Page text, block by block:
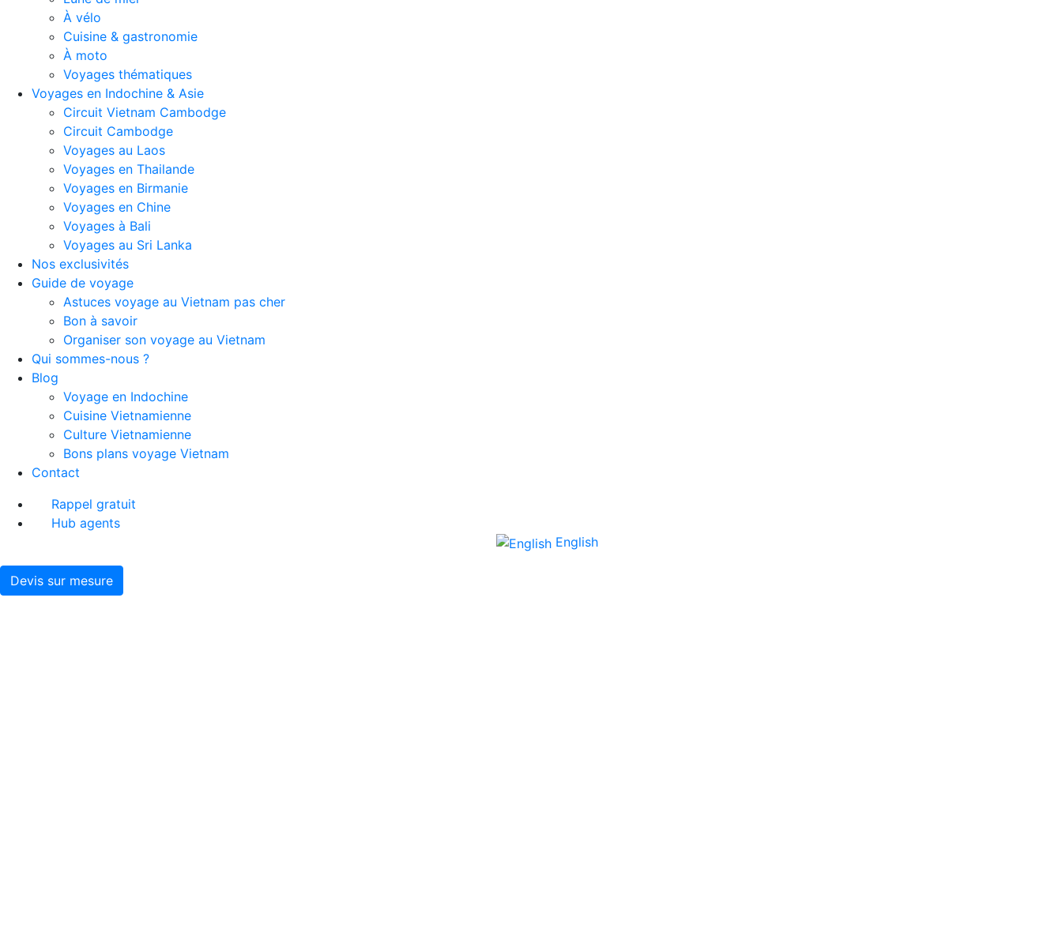
À vélo
Cuisine & gastronomie
À moto
Voyages thématiques
Voyages en Indochine & Asie
Circuit Vietnam Cambodge
Circuit Cambodge
Voyages au Laos
Voyages en Thailande
Voyages en Birmanie
Voyages en Chine
Voyages à Bali
Voyages au Sri Lanka
Nos exclusivités
Guide de voyage
Astuces voyage au Vietnam pas cher
Bon à savoir
Organiser son voyage au Vietnam
Qui sommes-nous ?
Blog
Voyage en Indochine
Cuisine Vietnamienne
Culture Vietnamienne
Bons plans voyage Vietnam
Contact
Rappel gratuit
Hub agents
English
Devis sur mesure